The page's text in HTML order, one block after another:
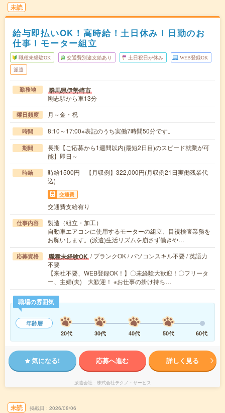
未読
給与即払いOK！高時給！土日休み！日勤のお
仕事！モーター組立
職種未経験OK 交通費別途支給あり 土日祝日が休み WEB登録OK
派遣
勤務地 群馬県伊勢崎市
剛志駅から車13分
曜日頻度 月～金・祝
時間 8:10～17:00※表記のうち実働7時間50分です。
期間
長期【ご応募から1週間以内(最短2日目)のスピード就業が可
能】即日～
時給
時給1500円 【月収例】322,000円(月収例21日実働残業代
込)
交通費
交通費支給有り
仕事内容
製造（組立・加工）
自動車エアコンに使用するモーターの組立、目視検査業務を
お願いします。(派遣)生活リズムを崩さず働きや…
応募資格 職種未経験OK / ブランクOK / パソコンスキル不要 / 英語力
不要
【来社不要、WEB登録OK！】〇未経験大歓迎！〇フリータ
ー、主婦(夫) 大歓迎！ ※お仕事の掛け持ち…
職場の雰囲気
年齢層
20代
30代 40代 50代 60代
気になる! 応募へ進む 詳しく見る
派遣会社 株式会社テクノ・サービス
未読 掲載日 2026/08/06